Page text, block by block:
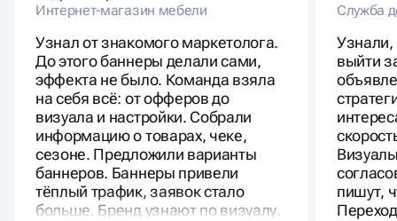
Андрей Морозов
Интернет‑магазин мебели
Узнал от знакомого маркетолога.
До этого баннеры делали сами,
эффекта не было. Команда взяла
на себя всё: от офферов до
визуала и настройки. Собрали
информацию о товарах, чеке,
сезоне. Предложили варианты
баннеров. Баннеры привели
Елена
Служба
Узнали,
выйти